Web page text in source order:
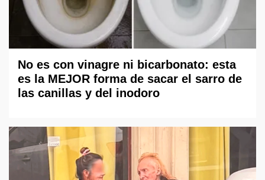
No es con vinagre ni bicarbonato: esta
es la MEJOR forma de sacar el sarro de
las canillas y del inodoro